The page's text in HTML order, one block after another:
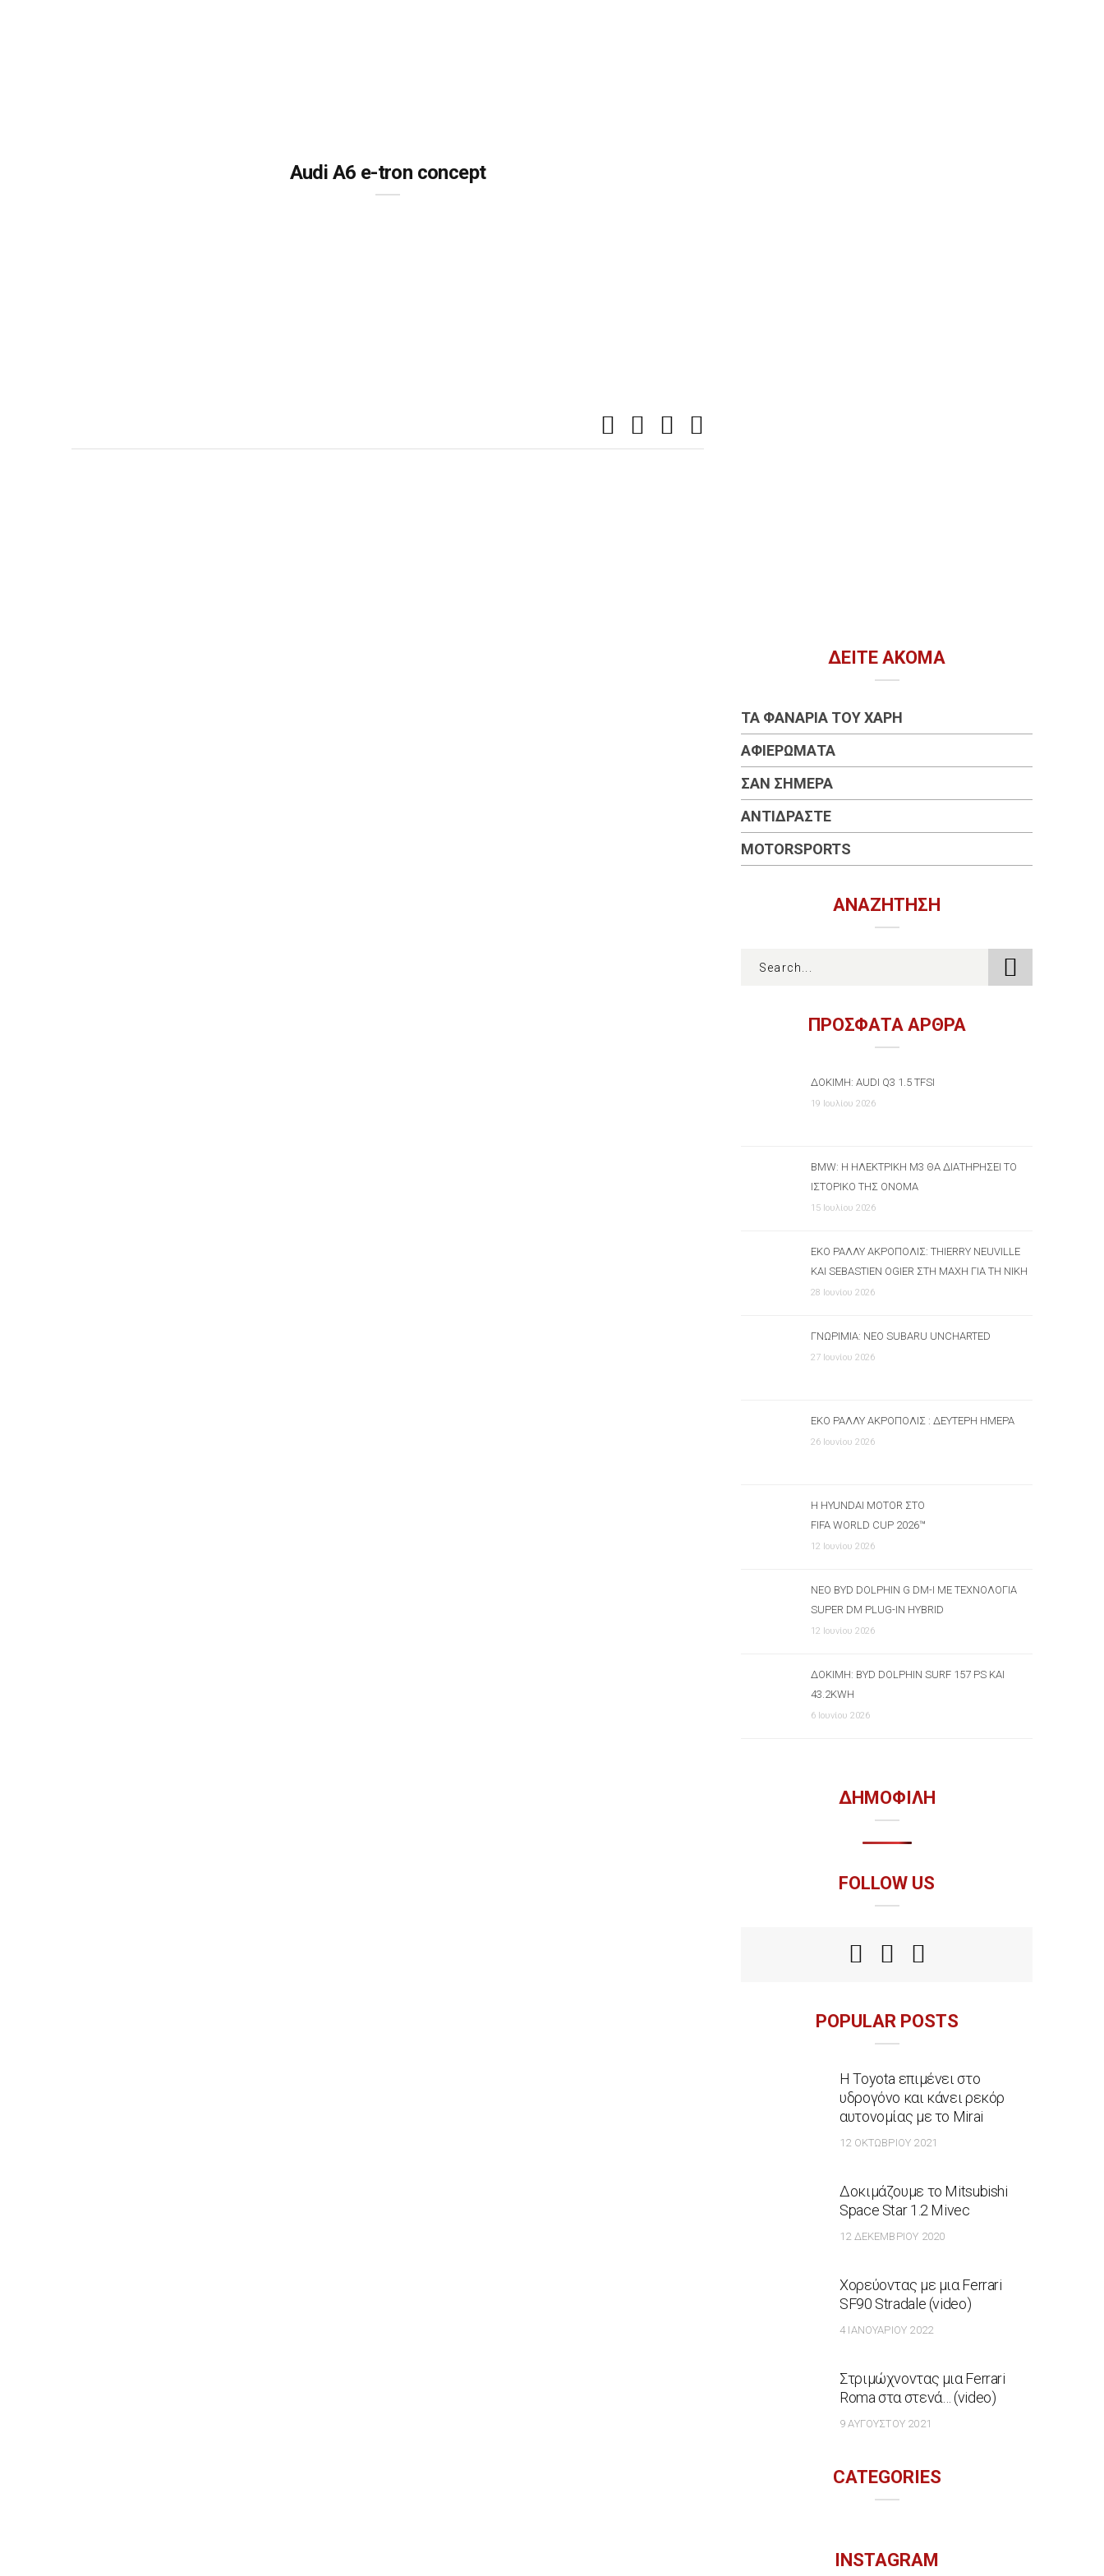
Audi A6 e-tron concept
ΔΕΊΤΕ ΑΚΌΜΑ
ΤΑ ΦΑΝΆΡΙΑ ΤΟΥ ΧΆΡΗ
ΑΦΙΕΡΏΜΑΤΑ
ΣΑΝ ΣΉΜΕΡΑ
ΑΝΤΙΔΡΆΣΤΕ
MOTORSPORTS
ΑΝΑΖΉΤΗΣΗ
ΠΡΟΣΦΑΤΑ ΑΡΘΡΑ
ΔΟΚΙΜΉ: AUDI Q3 1.5 TFSI
19 Ιουλίου 2026
BMW: Η ΗΛΕΚΤΡΙΚΉ M3 ΘΑ ΔΙΑΤΗΡΉΣΕΙ ΤΟ
ΙΣΤΟΡΙΚΌ ΤΗΣ ΌΝΟΜΑ
15 Ιουλίου 2026
ΕΚΟ ΡΆΛΛΥ ΑΚΡΌΠΟΛΙΣ: THIERRY NEUVILLE
ΚΑΙ SEBASTIEN OGIER ΣΤΗ ΜΆΧΗ ΓΙΑ ΤΗ ΝΊΚΗ
28 Ιουνίου 2026
ΓΝΩΡΙΜΊΑ: ΝΈΟ SUBARU UNCHARTED
27 Ιουνίου 2026
ΕΚΟ ΡΆΛΛΥ ΑΚΡΌΠΟΛΙΣ : ΔΕΎΤΕΡΗ ΗΜΈΡΑ
26 Ιουνίου 2026
Η HYUNDAI MOTOR ΣΤΟ
FIFA WORLD CUP 2026™
12 Ιουνίου 2026
ΝΈΟ BYD DOLPHIN G DM-I ΜΕ ΤΕΧΝΟΛΟΓΊΑ
SUPER DM PLUG-IN HYBRID
12 Ιουνίου 2026
ΔΟΚΙΜΉ: BYD DOLPHIN SURF 157 PS ΚΑΙ
43.2KWH
6 Ιουνίου 2026
ΔΗΜΟΦΙΛΗ
FOLLOW US
POPULAR POSTS
Η Toyota επιμένει στο
υδρογόνο και κάνει ρεκόρ
αυτονομίας με το Mirai
12 ΟΚΤΩΒΡΊΟΥ 2021
Δοκιμάζουμε το Mitsubishi
Space Star 1.2 Mivec
12 ΔΕΚΕΜΒΡΊΟΥ 2020
Χορεύοντας με μια Ferrari
SF90 Stradale (video)
4 ΙΑΝΟΥΑΡΊΟΥ 2022
Στριμώχνοντας μια Ferrari
Roma στα στενά… (video)
9 ΑΥΓΟΎΣΤΟΥ 2021
CATEGORIES
INSTAGRAM